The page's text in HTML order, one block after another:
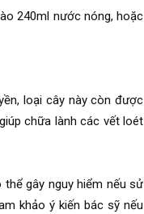
240ml nước nóng, hoặc
loại cây này còn được
chữa lành các vết loét
gây nguy hiểm nếu sử
khảo ý kiến bác sỹ nếu